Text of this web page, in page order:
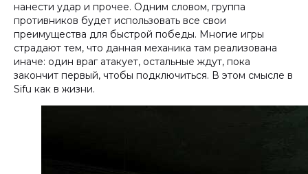
нанести удар и прочее. Одним словом, группа
противников будет использовать все свои
преимущества для быстрой победы. Многие игры
страдают тем, что данная механика там реализована
иначе: один враг атакует, остальные ждут, пока
закончит первый, чтобы подключиться. В этом смысле в
Sifu как в жизни.